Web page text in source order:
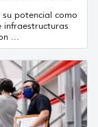
potencial como
infraestructuras
...